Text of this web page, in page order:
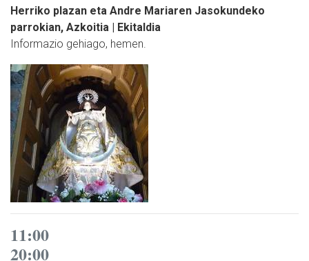
Herriko plazan eta Andre Mariaren Jasokundeko
parrokian, Azkoitia | Ekitaldia
Informazio gehiago, hemen.
11:00
20:00